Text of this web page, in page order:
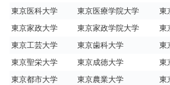
東京医科大学
東京医療学院大学 東
東京家政大学
東京家政学院大学 東
東京工芸大学
東京歯科大学 東
東京聖栄大学
東京成徳大学 東
東京都市大学
東京農業大学 東